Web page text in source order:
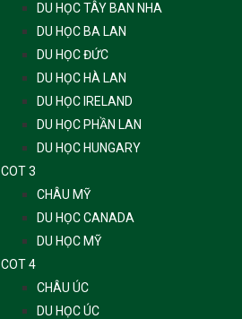
DU HỌC TÂY BAN NHA
DU HỌC BA LAN
DU HỌC ĐỨC
DU HỌC HÀ LAN
DU HỌC IRELAND
DU HỌC PHẦN LAN
DU HỌC HUNGARY
COT 3
CHÂU MỸ
DU HỌC CANADA
DU HỌC MỸ
COT 4
CHÂU ÚC
DU HỌC ÚC